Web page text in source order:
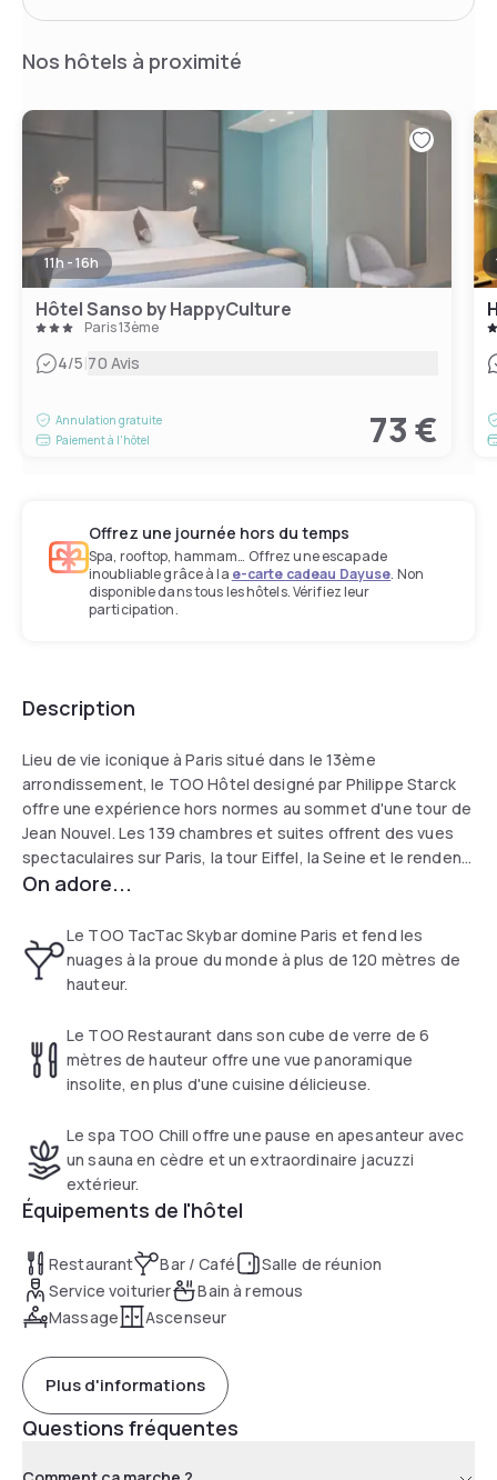
Nos hôtels à proximité
11h - 16h
Hôtel Sanso by HappyCulture
Paris 13ème
4/5|70 Avis
Annulation gratuite
Paiement à l'hôtel
73 €
Offrez une journée hors du temps
Spa, rooftop, hammam… Offrez une escapade
inoubliable grâce à la e-carte cadeau Dayuse. Non
disponible dans tous les hôtels. Vérifiez leur
participation.
Description
Lieu de vie iconique à Paris situé dans le 13ème
arrondissement, le TOO Hôtel designé par Philippe Starck
offre une expérience hors normes au sommet d'une tour de
Jean Nouvel. Les 139 chambres et suites offrent des vues
spectaculaires sur Paris, la tour Eiffel, la Seine et le rendent
idéal pour des séjours loisir ou business. Un restaurant
ainsi qu'un spa avec jacuzzi extérieur et 4 salles de réunion
viennent compléter son offre inédite.
On adore...
Le TOO TacTac Skybar domine Paris et fend les
nuages à la proue du monde à plus de 120 mètres de
hauteur.
Le TOO Restaurant dans son cube de verre de 6
mètres de hauteur offre une vue panoramique
insolite, en plus d'une cuisine délicieuse.
Le spa TOO Chill offre une pause en apesanteur avec
un sauna en cèdre et un extraordinaire jacuzzi
extérieur.
Équipements de l'hôtel
Restaurant Bar / Café
Salle de réunion
Service voiturier
Bain à remous
Massage
Ascenseur
Plus d'informations
Questions fréquentes